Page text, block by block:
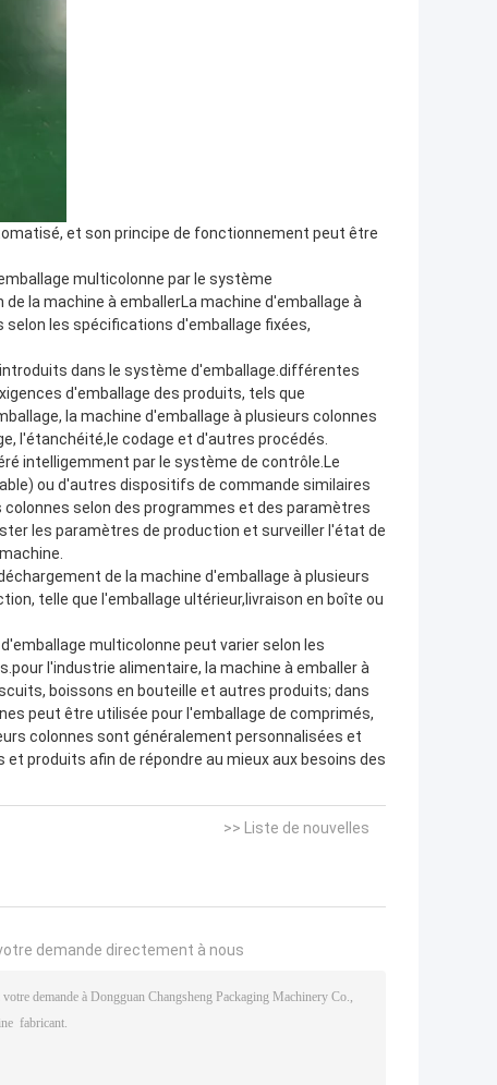
et son principe de fonctionnement peut être
multicolonne par le système
la machine à emballerLa machine d'emballage à
les spécifications d'emballage fixées,
dans le système d'emballage.différentes
d'emballage des produits, tels que
la machine d'emballage à plusieurs colonnes
l'étanchéité,le codage et d'autres procédés.
intelligemment par le système de contrôle.Le
ou d'autres dispositifs de commande similaires
selon des programmes et des paramètres
les paramètres de production et surveiller l'état de
de la machine d'emballage à plusieurs
telle que l'emballage ultérieur,livraison en boîte ou
multicolonne peut varier selon les
l'industrie alimentaire, la machine à emballer à
boissons en bouteille et autres produits; dans
peut être utilisée pour l'emballage de comprimés,
colonnes sont généralement personnalisées et
produits afin de répondre au mieux aux besoins des
>> Liste de nouvelles
demande directement à nous